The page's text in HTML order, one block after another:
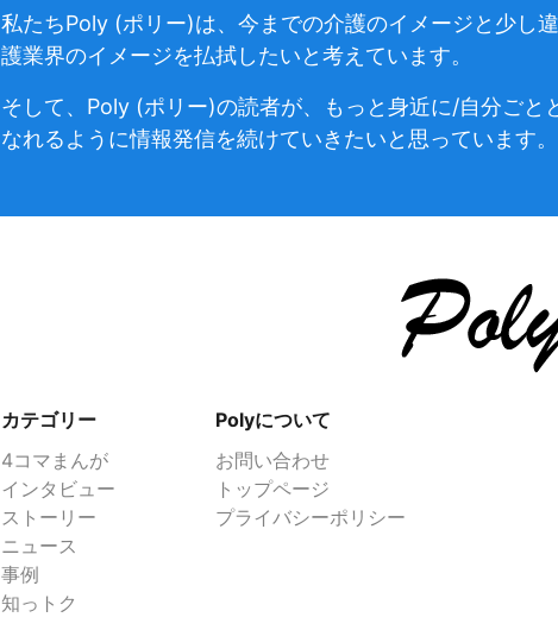
私たちPoly (ポリー)は、今までの介護のイメージと少し
護業界のイメージを払拭したいと考えています。
そして、Poly (ポリー)の読者が、もっと身近に/自分ごと
なれるように情報発信を続けていきたいと思っています。
カテゴリー
4コマまんが
インタビュー
ストーリー
ニュース
事例
知っトク
Polyについて
お問い合わせ
トップページ
プライバシーポリシー